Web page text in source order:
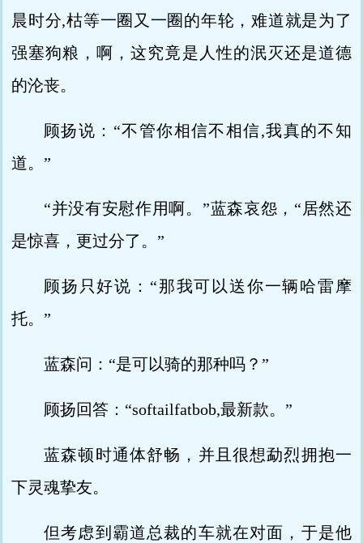
晨时分,枯等一圈又一圈的年轮，难道就是为了
强塞狗粮，啊，这究竟是人性的泯灭还是道德
的沦丧。
顾扬说：“不管你相信不相信,我真的不知
道。”
“并没有安慰作用啊。”蓝森哀怨，“居然还
是惊喜，更过分了。”
顾扬只好说：“那我可以送你一辆哈雷摩
托。”
蓝森问：“是可以骑的那种吗？”
顾扬回答：“softailfatbob,最新款。”
蓝森顿时通体舒畅，并且很想勐烈拥抱一
下灵魂挚友。
但考虑到霸道总裁的车就在对面，于是他